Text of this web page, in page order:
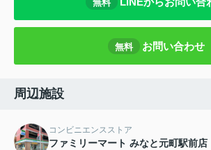
無料
無料 お問い合わせ
周辺施設
コンビニエンスストア
ファミリーマート みなと元町駅前店